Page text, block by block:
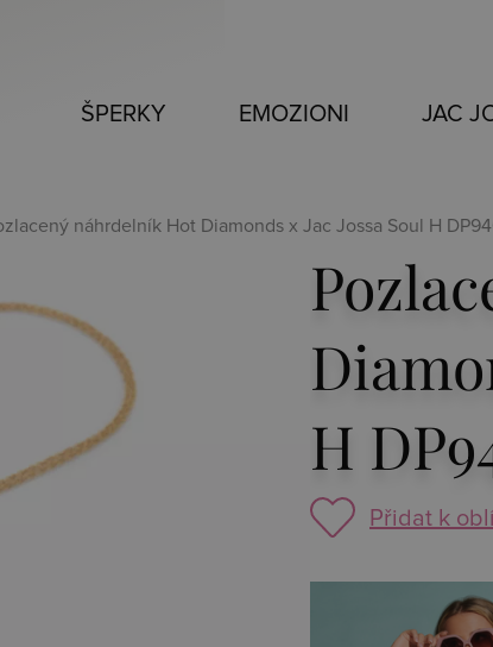
ŠPERKY EMOZIONI JAC
náhrdelník Hot Diamonds x Jac Jossa Soul H
H
Přidat k